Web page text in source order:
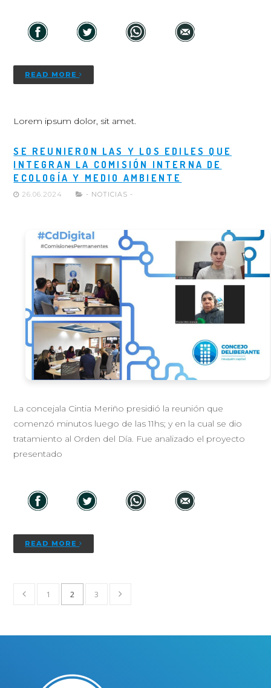
READ MORE
Lorem ipsum dolor, sit amet.
SE REUNIERON LAS Y LOS EDILES QUE
INTEGRAN LA COMISIÓN INTERNA DE
ECOLOGÍA Y MEDIO AMBIENTE
26.06.2024 - NOTICIAS -
La concejala Cintia Meriño presidió la reunión que
comenzó minutos luego de las 11hs; y en la cual se dio
tratamiento al Orden del Día. Fue analizado el proyecto
presentado
READ MORE
1 2 3